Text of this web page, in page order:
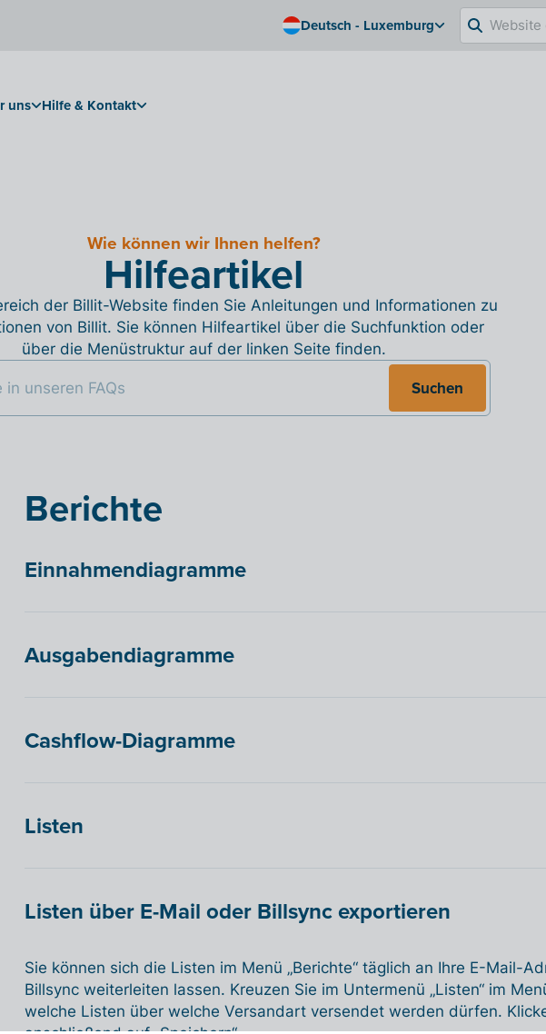
Deutsch - Luxemburg
uns Hilfe & Kontakt
Wie können wir Ihnen helfen?
Hilfeartikel
der Billit-Website finden Sie Anleitungen und Informationen zu
von Billit. Sie können Hilfeartikel über die Suchfunktion oder
über die Menüstruktur auf der linken Seite finden.
Suchen
Berichte
Einnahmendiagramme
Ausgabendiagramme
Cashflow-Diagramme
Listen
Listen über E-Mail oder Billsync exportieren
Sie können sich die Listen im Menü „Berichte“ täglich an Ihre E-Mail-
Billsync weiterleiten lassen. Kreuzen Sie im Untermenü „Listen“ im
welche Listen über welche Versandart versendet werden dürfen.